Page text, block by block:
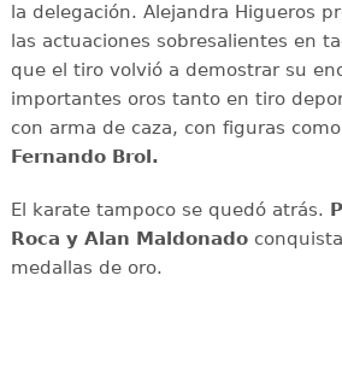
la delegación. Alejandra Higueros
las actuaciones sobresalientes en
que el tiro volvió a demostrar su
importantes oros tanto en tiro
con arma de caza, con figuras como
Fernando Brol.
El karate tampoco se quedó atrás.
Roca y Alan Maldonado
medallas de oro.